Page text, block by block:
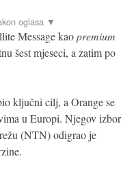
Message kaopremium
šest mjeseci, a zatim po
ključni cilj, a Orange se
u Europi. Njegov izbor
(NTN) odigrao je